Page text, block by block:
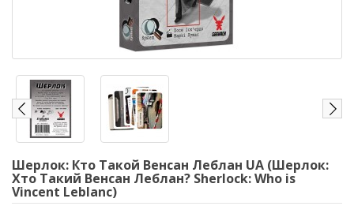
Шерлок: Кто Такой Венсан Леблан UA (Шерлок:
Хто Такий Венсан Леблан? Sherlock: Who is
Vincent Leblanc)